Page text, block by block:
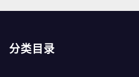
分类目录